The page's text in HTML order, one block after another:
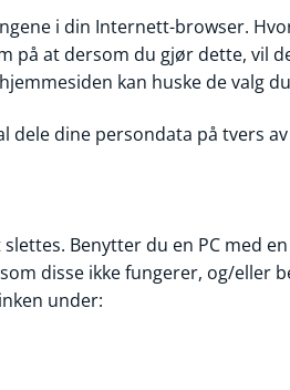
i din Internett-browser.
at dersom du gjør dette, vil
kan huske de valg
dele dine persondata på tvers
Benytter du en PC med
disse ikke fungerer, og/
under: